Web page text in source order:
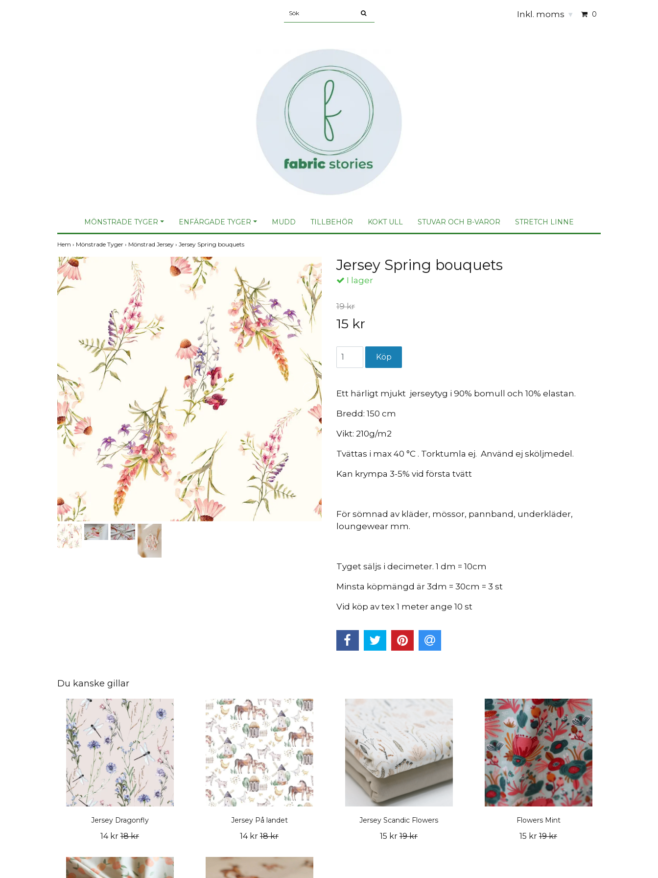
Inkl. moms ▾ 0
MÖNSTRADE TYGER ENFÄRGADE TYGER MUDD TILLBEHÖR KOKT ULL STUVAR OCH B-VAROR STRETCH LINNE
Hem › Mönstrade Tyger › Mönstrad Jersey › Jersey Spring bouquets
Jersey Spring bouquets
I lager
19 kr
15 kr
Ett härligt mjukt jerseytyg i 90% bomull och 10% elastan.
Bredd: 150 cm
Vikt: 210g/m2
Tvättas i max 40 °C . Torktumla ej. Använd ej sköljmedel.
Kan krympa 3-5% vid första tvätt
För sömnad av kläder, mössor, pannband, underkläder,
loungewear mm.
Tyget säljs i decimeter. 1 dm = 10cm
Minsta köpmängd är 3dm = 30cm = 3 st
Vid köp av tex 1 meter ange 10 st
Du kanske gillar
Jersey Dragonfly
14 kr 18 kr
Jersey På landet
14 kr 18 kr
Jersey Scandic Flowers
15 kr 19 kr
Flowers Mint
15 kr 19 kr